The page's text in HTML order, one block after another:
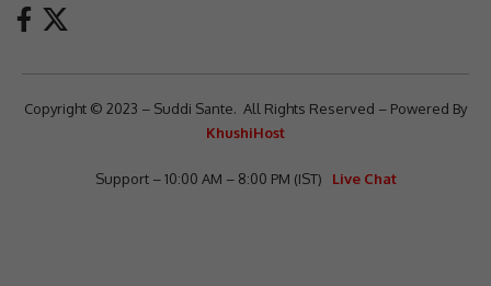
Copyright © 2023 – Suddi Sante. All Rights Reserved – Powered By
KhushiHost
Support – 10:00 AM – 8:00 PM (IST) Live Chat